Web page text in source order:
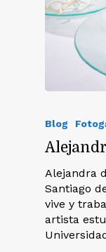
Blog
Alejandra
Santiago
vive y
artista